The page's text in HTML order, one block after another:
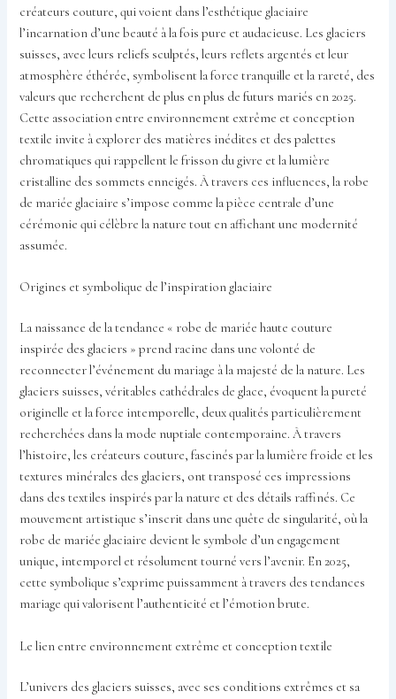
créateurs couture, qui voient dans l’esthétique glaciaire
l’incarnation d’une beauté à la fois pure et audacieuse. Les glaciers
suisses, avec leurs reliefs sculptés, leurs reflets argentés et leur
atmosphère éthérée, symbolisent la force tranquille et la rareté, des
valeurs que recherchent de plus en plus de futurs mariés en 2025.
Cette association entre environnement extrême et conception
textile invite à explorer des matières inédites et des palettes
chromatiques qui rappellent le frisson du givre et la lumière
cristalline des sommets enneigés. À travers ces influences, la robe
de mariée glaciaire s’impose comme la pièce centrale d’une
cérémonie qui célèbre la nature tout en affichant une modernité
assumée.
Origines et symbolique de l’inspiration glaciaire
La naissance de la tendance « robe de mariée haute couture
inspirée des glaciers » prend racine dans une volonté de
reconnecter l’événement du mariage à la majesté de la nature. Les
glaciers suisses, véritables cathédrales de glace, évoquent la pureté
originelle et la force intemporelle, deux qualités particulièrement
recherchées dans la mode nuptiale contemporaine. À travers
l’histoire, les créateurs couture, fascinés par la lumière froide et les
textures minérales des glaciers, ont transposé ces impressions
dans des textiles inspirés par la nature et des détails raffinés. Ce
mouvement artistique s’inscrit dans une quête de singularité, où la
robe de mariée glaciaire devient le symbole d’un engagement
unique, intemporel et résolument tourné vers l’avenir. En 2025,
cette symbolique s’exprime puissamment à travers des tendances
mariage qui valorisent l’authenticité et l’émotion brute.
Le lien entre environnement extrême et conception textile
L’univers des glaciers suisses, avec ses conditions extrêmes et sa